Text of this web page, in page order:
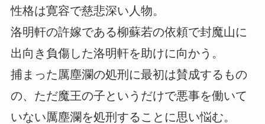
性格は寛容で慈悲深い人物。
洛明軒の許嫁である柳蘇若の依頼で封魔山に
出向き負傷した洛明軒を助けに向かう。
捕まった厲塵瀾の処刑に最初は賛成するもの
の、ただ魔王の子というだけで悪事を働いて
いない厲塵瀾を処刑することに思い悩む。